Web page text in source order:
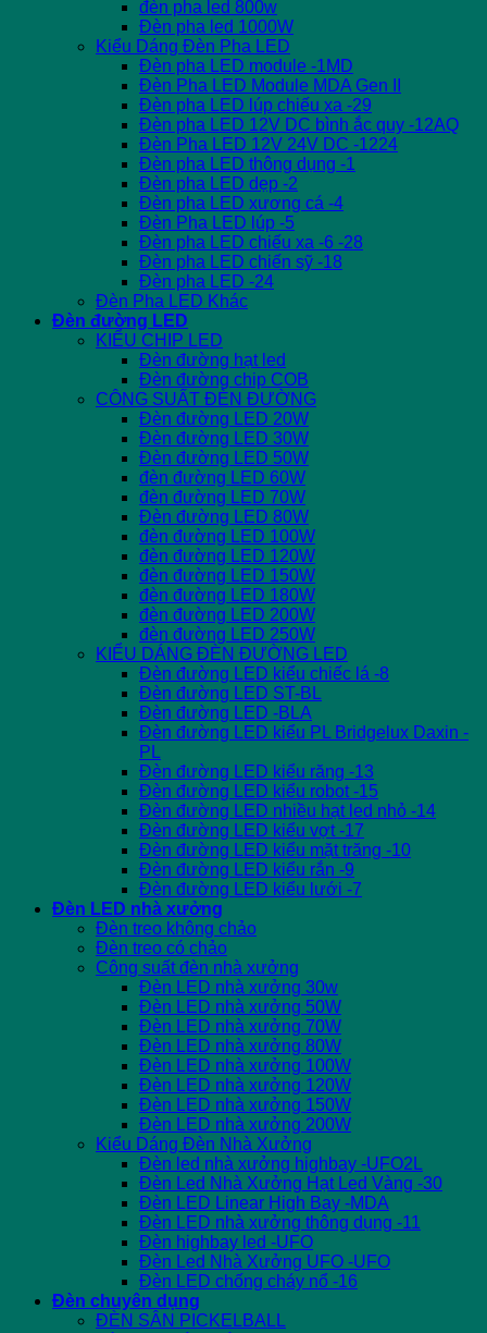
đèn pha led 800w
Đèn pha led 1000W
Kiểu Dáng Đèn Pha LED
Đèn pha LED module -1MD
Đèn Pha LED Module MDA Gen II
Đèn pha LED lúp chiếu xa -29
Đèn pha LED 12V DC bình ắc quy -12AQ
Đèn Pha LED 12V 24V DC -1224
Đèn pha LED thông dụng -1
Đèn pha LED dẹp -2
Đèn pha LED xương cá -4
Đèn Pha LED lúp -5
Đèn pha LED chiếu xa -6 -28
Đèn pha LED chiến sỹ -18
Đèn pha LED -24
Đèn Pha LED Khác
Đèn đường LED
KIỂU CHIP LED
Đèn đường hạt led
Đèn đường chip COB
CÔNG SUẤT ĐÈN ĐƯỜNG
Đèn đường LED 20W
Đèn đường LED 30W
Đèn đường LED 50W
đèn đường LED 60W
đèn đường LED 70W
Đèn đường LED 80W
đèn đường LED 100W
đèn đường LED 120W
đèn đường LED 150W
đèn đường LED 180W
đèn đường LED 200W
đèn đường LED 250W
KIỂU DÁNG ĐÈN ĐƯỜNG LED
Đèn đường LED kiểu chiếc lá -8
Đèn đường LED ST-BL
Đèn đường LED -BLA
Đèn đường LED kiểu PL Bridgelux Daxin -
PL
Đèn đường LED kiểu răng -13
Đèn đường LED kiểu robot -15
Đèn đường LED nhiều hạt led nhỏ -14
Đèn đường LED kiểu vợt -17
Đèn đường LED kiểu mặt trăng -10
Đèn đường LED kiểu rắn -9
Đèn đường LED kiểu lưới -7
Đèn LED nhà xưởng
Đèn treo không chảo
Đèn treo có chảo
Công suất đèn nhà xưởng
Đèn LED nhà xưởng 30w
Đèn LED nhà xưởng 50W
Đèn LED nhà xưởng 70W
Đèn LED nhà xưởng 80W
Đèn LED nhà xưởng 100W
Đèn LED nhà xưởng 120W
Đèn LED nhà xưởng 150W
Đèn LED nhà xưởng 200W
Kiểu Dáng Đèn Nhà Xưởng
Đèn led nhà xưởng highbay -UFO2L
Đèn Led Nhà Xưởng Hạt Led Vàng -30
Đèn LED Linear High Bay -MDA
Đèn LED nhà xưởng thông dụng -11
Đèn highbay led -UFO
Đèn Led Nhà Xưởng UFO -UFO
Đèn LED chống cháy nổ -16
Đèn chuyên dụng
ĐÈN SÂN PICKELBALL